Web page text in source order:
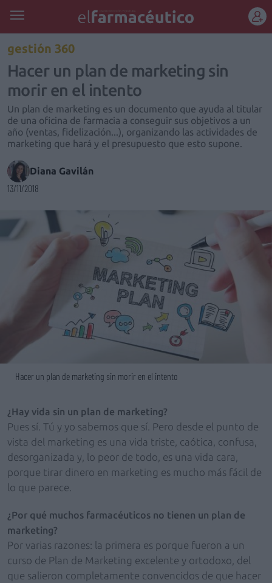
gestión 360
Hacer un plan de marketing sin
morir en el intento
Un plan de marketing es un documento que ayuda al titular
de una oficina de farmacia a conseguir sus objetivos a un
año (ventas, fidelización...), organizando las actividades de
marketing que hará y el presupuesto que esto supone.
Diana Gavilán
13/11/2018
Hacer un plan de marketing sin morir en el intento
¿Hay vida sin un plan de marketing?
Pues sí. Tú y yo sabemos que sí. Pero desde el punto de
vista del marketing es una vida triste, caótica, confusa,
desorganizada y, lo peor de todo, es una vida cara,
porque tirar dinero en marketing es mucho más fácil de
lo que parece.
¿Por qué muchos farmacéuticos no tienen un plan de
marketing?
Por varias razones: la primera es porque fueron a un
curso de Plan de Marketing excelente y ortodoxo, del
que salieron completamente convencidos de que hacer